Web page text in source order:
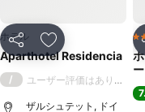
シェア お気に入りに追
ホテル
Aparthotel Residencia
/ ユーザー評価はありません
ザルシュテット, ドイ
3
ー